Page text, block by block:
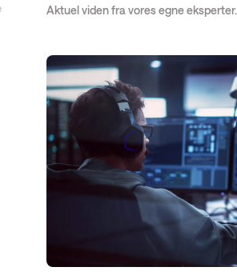
Service Provider-netværk
Datacenter-netværk: ACI
Aktuel viden fra vores egne eksperter.